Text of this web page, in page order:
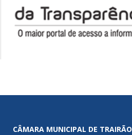
CÂMARA MUNICIPAL DE TRAIRÃO